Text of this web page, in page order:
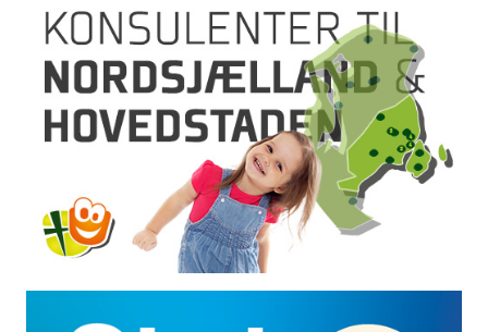
Generalsekretæren kommenterer på Come
Alive Denmark
I forlængelse af et møde i Hvide Sande
missionshus, har Impuls stillet en række
spørgsmål til Indre Missions generalsekretær
Jens Medom Madsen, der var med til mødet og
også har deltaget i de…
Læs mere